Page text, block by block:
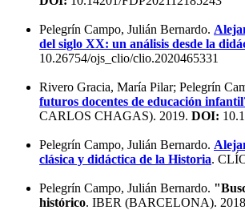
Pelegrín Campo, Julián Bernardo.
del siglo XX: un análisis desde la
10.26754/ojs_clio/clio.2020465331
Rivero Gracia, María Pilar; Pelegrín
futuros docentes de educación
CARLOS CHAGAS). 2019. DOI:
Pelegrín Campo, Julián Bernardo.
clásica y didáctica de la Historia.
Pelegrín Campo, Julián Bernardo.
histórico. IBER (BARCELONA). 2018